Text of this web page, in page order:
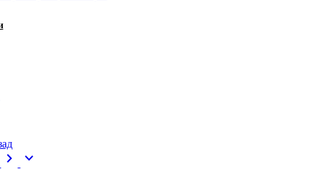
chevron_right expand_more